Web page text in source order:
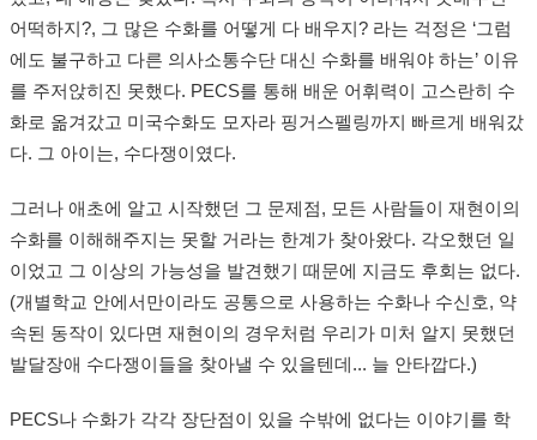
어떡하지?, 그 많은 수화를 어떻게 다 배우지? 라는 걱정은 ‘그럼
에도 불구하고 다른 의사소통수단 대신 수화를 배워야 하는’ 이유
를 주저앉히진 못했다. PECS를 통해 배운 어휘력이 고스란히 수
화로 옮겨갔고 미국수화도 모자라 핑거스펠링까지 빠르게 배워갔
다. 그 아이는, 수다쟁이였다.
그러나 애초에 알고 시작했던 그 문제점, 모든 사람들이 재현이의
수화를 이해해주지는 못할 거라는 한계가 찾아왔다. 각오했던 일
이었고 그 이상의 가능성을 발견했기 때문에 지금도 후회는 없다.
(개별학교 안에서만이라도 공통으로 사용하는 수화나 수신호, 약
속된 동작이 있다면 재현이의 경우처럼 우리가 미처 알지 못했던
발달장애 수다쟁이들을 찾아낼 수 있을텐데... 늘 안타깝다.)
PECS나 수화가 각각 장단점이 있을 수밖에 없다는 이야기를 학